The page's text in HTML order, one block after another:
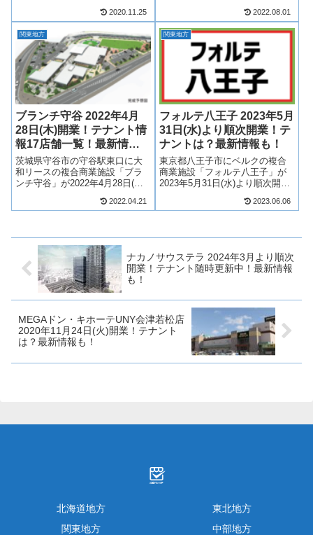
画」のアネックス棟「丸の内テ
業！アネックス棟の名称が「丸
の内テラス」となり、複数店舗
が出...
2020.11.25
マンション（タワマン）の再開
発ビルに注目が集まっていま
す！マンションはパークシティ
武蔵小山 ザ タワーとなり、低層
2022.08.01
関東地方
ブランチ守谷 2022年4月
28日(木)開業！テナント情
報17店舗一覧！最新情報
も！
茨城県守谷市の守谷駅東口に大
和リースの複合商業施設「ブラ
ンチ守谷」が2022年4月28日(木)
17店舗が出店！そんな、守谷駅
情報を交えてみていきましょ
2022.04.21
関東地方
フォルテ八王子 2023年5月
31日(水)より順次開業！テ
ナントは？最新情報も！
東京都八王子市にベルクの複合
商業施設「フォルテ八王子」が
2023年5月31日(水)より順次開
出店！そんな、フォルテ八王子
思います。是非最後までお付き
合いくだ...
2023.06.06
ナカノサウステラ 2024年3月より順次
開業！テナント随時更新中！最新情報
も！
MEGAドン・キホーテUNY会津若松店
2020年11月24日(火)開業！テナント
は？最新情報も！
北海道地方
東北地方
関東地方
中部地方